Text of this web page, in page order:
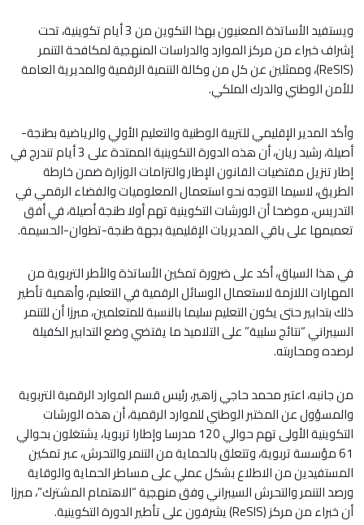
ويستفيد الأساتذة المعنيون بهذا التكوين من 3 أيام تكوينية، تحت
إشراف خبراء من مركز الموارد والدراسات المنهجية لمكافحة التنمر
(ReSIS)، وممثلين عن كل من وكالة التنمية الرقمية والمديرية العامة
للأمن الوطني والدرك الملكي.
وأكد المدير الإقليمي للتربية الوطنية والتعليم الأولي والرياضية بطنجة-
أصيلة، رشيد ريان، أن هذه الدورة التكوينية الممتدة على 3 أيام تندرج في
إطار تنزيل مقتضيات القانون الإطار والتزامات الوزارة ضمن خارطة
الطريق، لاسيما التوجه نحو استعمال المعلوميات والفضاء الرقمي في
التدريس، موضحا أن الورشات التكوينية تهم أولا طنجة أصيلة، في أفق
تعميمها على باقي المديريات الإقليمية بجهة طنجة-تطوان-الحسيمة.
في هذا السياق، أكد على ضرورة تمكين الأساتذة والأطر التربوية من
المهارات اللازمة لاستعمال الوسائل الرقمية في التعليم، وأهمية تأطير
ذلك بتدابير حتى يكون التعليم سليما بالنسبة للمتعلمين، مبرزا أن للتنمر
السيبراني “نتائج سلبية” على التلاميذ ما يقتضي وضع التدابير الكفيلة
لرصده ومحاربته.
من جانبه، اعتبر محمد حاجي زاهير، رئيس قسم الموارد الرقمية التربوية
والمسؤول عن المختبر الوطني للموارد الرقمية، أن هذه الورشات
التكوينية الأولى تهم حوالي 120 مدرسا وإطارا تربويا، يشتغلون بحوالي
61 مؤسسة تربوية، وتتعلق بالحماية من التنمر والتحرش، عبر تمكين
المستفيدين من الاطلاع بشكل عملي على مساطر الحماية والوقاية
ورصد التنمر والتحرش السيبراني وفق منهجية “الاهتمام المشترك”، مبرزا
أن خبراء من مركز (ReSIS) يشرفون على تأطير الدورة التكوينية.